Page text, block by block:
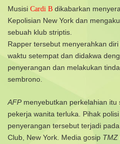
Musisi Cardi B dikabarkan
Kepolisian New York dan
sebuah klub striptis.
Rapper tersebut menyerahkan
waktu setempat dan didakwa
penyerangan dan melakukan
sembrono.
AFPmenyebutkan perkelahian itu
pekerja wanita terluka. Pihak
penyerangan tersebut terjadi
Club, New York. Media gosip TMZ